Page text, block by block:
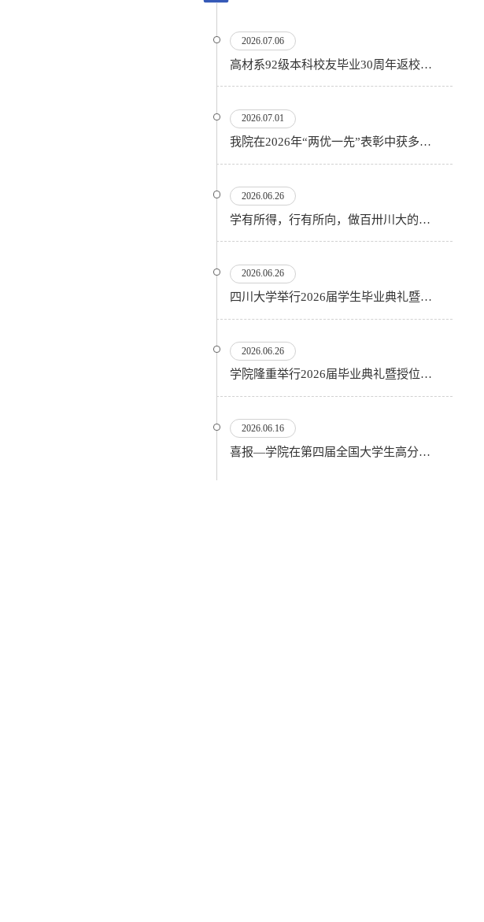
2026.07.06
高材系92级本科校友毕业30周年返校活动顺利举行
2026.07.01
我院在2026年“两优一先”表彰中获多项殊荣
2026.06.26
学有所得，行有所向，做百卅川大的薪火赓续者——校长汪劲松在四川大学2026届学生毕业典礼上的...
2026.06.26
四川大学举行2026届学生毕业典礼暨学位授予仪式
2026.06.26
​学院隆重举行2026届毕业典礼暨授位仪式
2026.06.16
喜报—学院在第四届全国大学生高分子材料实验实践虚拟仿真大赛再创佳绩